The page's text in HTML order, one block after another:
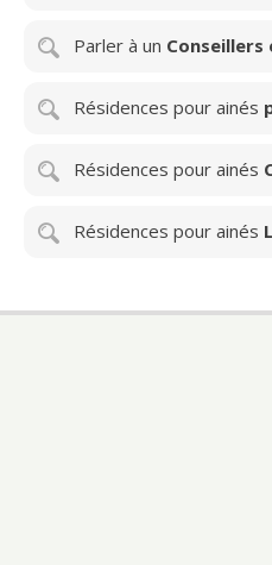
Parler à un Conseillers
Résidences pour ainés
Résidences pour ainés
Résidences pour ainés